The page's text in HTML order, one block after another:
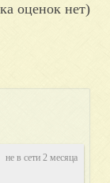
оценок нет)
не в сети 2 месяца